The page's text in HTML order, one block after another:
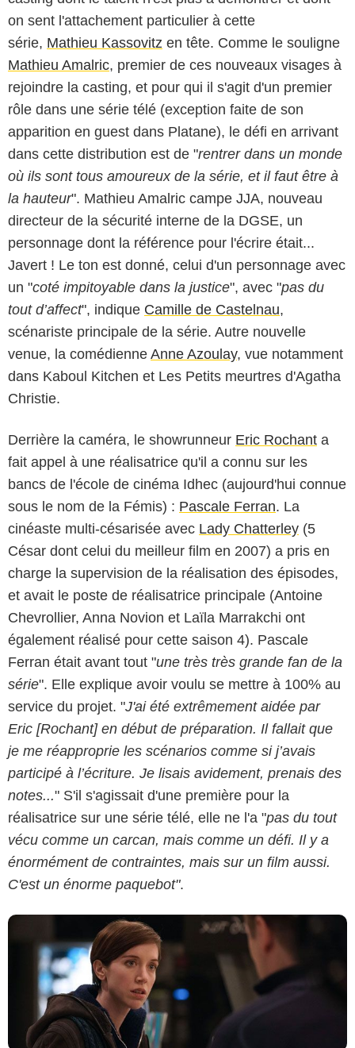
on sent l'attachement particulier à cette
série, Mathieu Kassovitz en tête. Comme le souligne
Mathieu Amalric, premier de ces nouveaux visages à
rejoindre la casting, et pour qui il s'agit d'un premier
rôle dans une série télé (exception faite de son
apparition en guest dans Platane), le défi en arrivant
dans cette distribution est de "rentrer dans un monde
où ils sont tous amoureux de la série, et il faut être à
la hauteur". Mathieu Amalric campe JJA, nouveau
directeur de la sécurité interne de la DGSE, un
personnage dont la référence pour l'écrire était...
Javert ! Le ton est donné, celui d'un personnage avec
un "coté impitoyable dans la justice", avec "pas du
tout d’affect", indique Camille de Castelnau,
scénariste principale de la série. Autre nouvelle
venue, la comédienne Anne Azoulay, vue notamment
dans Kaboul Kitchen et Les Petits meurtres d'Agatha
Christie.
Derrière la caméra, le showrunneur Eric Rochant a
fait appel à une réalisatrice qu'il a connu sur les
bancs de l'école de cinéma Idhec (aujourd'hui connue
sous le nom de la Fémis) : Pascale Ferran. La
cinéaste multi-césarisée avec Lady Chatterley (5
César dont celui du meilleur film en 2007) a pris en
charge la supervision de la réalisation des épisodes,
et avait le poste de réalisatrice principale (Antoine
Chevrollier, Anna Novion et Laïla Marrakchi ont
également réalisé pour cette saison 4). Pascale
Ferran était avant tout "une très très grande fan de la
série". Elle explique avoir voulu se mettre à 100% au
service du projet. "J'ai été extrêmement aidée par
Eric [Rochant] en début de préparation. Il fallait que
je me réapproprie les scénarios comme si j’avais
participé à l’écriture. Je lisais avidement, prenais des
notes..." S'il s'agissait d'une première pour la
réalisatrice sur une série télé, elle ne l'a "pas du tout
vécu comme un carcan, mais comme un défi. Il y a
énormément de contraintes, mais sur un film aussi.
C'est un énorme paquebot".